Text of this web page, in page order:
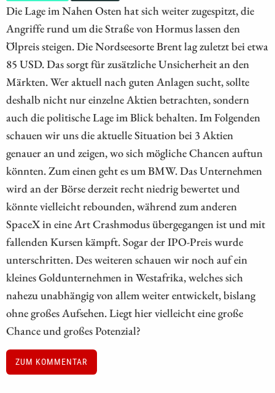
Die Lage im Nahen Osten hat sich weiter zugespitzt, die
Angriffe rund um die Straße von Hormus lassen den
Ölpreis steigen. Die Nordseesorte Brent lag zuletzt bei etwa
85 USD. Das sorgt für zusätzliche Unsicherheit an den
Märkten. Wer aktuell nach guten Anlagen sucht, sollte
deshalb nicht nur einzelne Aktien betrachten, sondern
auch die politische Lage im Blick behalten. Im Folgenden
schauen wir uns die aktuelle Situation bei 3 Aktien
genauer an und zeigen, wo sich mögliche Chancen auftun
könnten. Zum einen geht es um BMW. Das Unternehmen
wird an der Börse derzeit recht niedrig bewertet und
könnte vielleicht rebounden, während zum anderen
SpaceX in eine Art Crashmodus übergegangen ist und mit
fallenden Kursen kämpft. Sogar der IPO-Preis wurde
unterschritten. Des weiteren schauen wir noch auf ein
kleines Goldunternehmen in Westafrika, welches sich
nahezu unabhängig von allem weiter entwickelt, bislang
ohne großes Aufsehen. Liegt hier vielleicht eine große
Chance und großes Potenzial?
ZUM KOMMENTAR